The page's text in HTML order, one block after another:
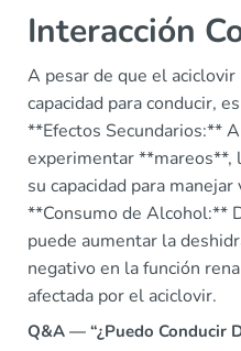
Interacción
A pesar de que el
capacidad para conducir,
**Efectos Secundarios:**
experimentar **mareos**,
su capacidad para
**Consumo de Alcohol:**
puede aumentar la
negativo en la función
afectada por el aciclovir.
Q&A — “¿Puedo Conducir